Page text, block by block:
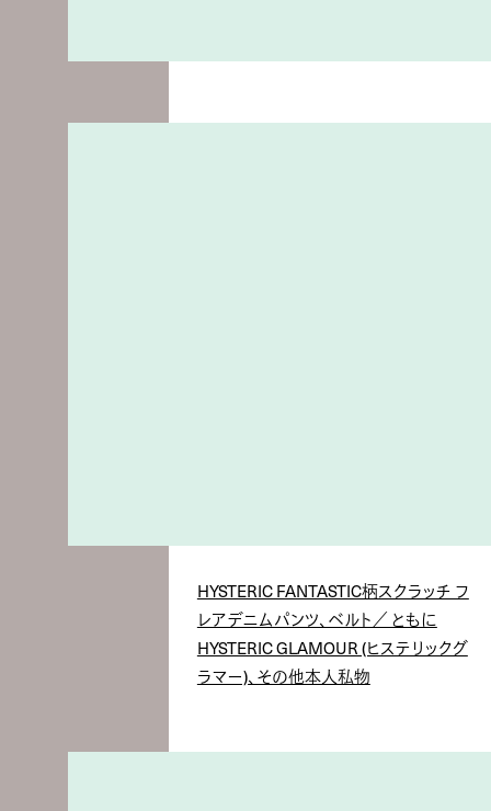
HYSTERIC FANTASTIC柄スクラッチ フ
レアデニムパンツ、ベルト／ ともに
HYSTERIC GLAMOUR (ヒステリックグ
ラマー)、その他本人私物